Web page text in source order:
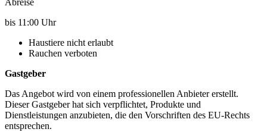
Abreise
bis 11:00 Uhr
Haustiere nicht erlaubt
Rauchen verboten
Gastgeber
Das Angebot wird von einem professionellen Anbieter erstellt.
Dieser Gastgeber hat sich verpflichtet, Produkte und
Dienstleistungen anzubieten, die den Vorschriften des EU-Rechts
entsprechen.